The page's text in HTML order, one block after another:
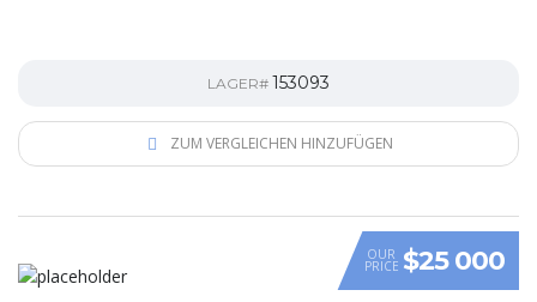
LAGER# 153093
ZUM VERGLEICHEN HINZUFÜGEN
VIDEO
OUR
PRICE $25 000